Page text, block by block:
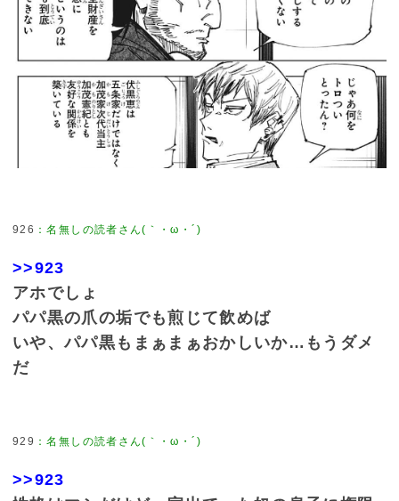
926 ：名無しの読者さん(｀・ω・´)
>>923
アホでしょ
パパ黒の爪の垢でも煎じて飲めば
いや、パパ黒もまぁまぁおかしいか…もうダメ
だ
929 ：名無しの読者さん(｀・ω・´)
>>923